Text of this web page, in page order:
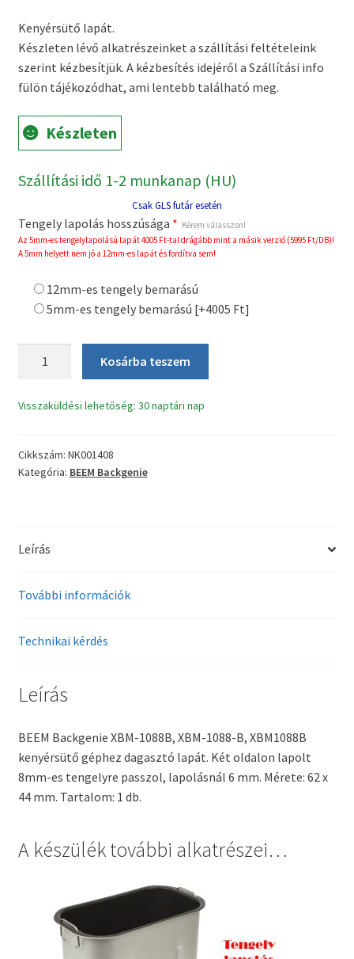
was:
3490 Ft.1990 Ft.
Kenyérsütő lapát.
Készleten lévő alkatrészeinket a szállítási feltételeink
szerint kézbesítjük. A kézbesítés idejéről a Szállítási info
fülön tájékozódhat, ami lentebb található meg.
Készleten
Szállítási idő 1-2 munkanap (HU)
Csak GLS futár esetén
Tengely lapolás hosszúsága * Kérem válasszon!
Az 5mm-es tengelylapolású lapát 4005 Ft-tal drágább mint a másik verzió (5995 Ft/DB)!
A 5mm helyett nem jó a 12mm-es lapát és fordítva sem!
12mm-es tengely bemarású
5mm-es tengely bemarású [+4005 Ft]
1088B
lapát
mennyiség
Kosárba teszem
Visszaküldési lehetőség: 30 naptári nap
Cikkszám: NK001408
Kategória: BEEM Backgenie
Leírás
További információk
Technikai kérdés
Leírás
BEEM Backgenie XBM-1088B, XBM-1088-B, XBM1088B
kenyérsütő géphez dagasztó lapát. Két oldalon lapolt
8mm-es tengelyre passzol, lapolásnál 6 mm. Mérete: 62 x
44 mm. Tartalom: 1 db.
A készülék további alkatrészei…